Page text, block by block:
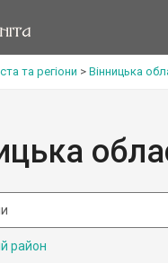
та регіони > Вінницька
район